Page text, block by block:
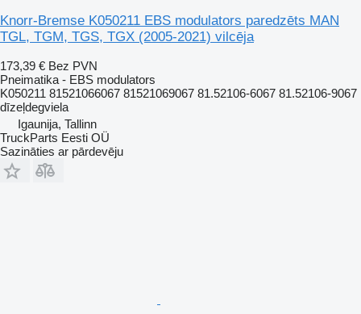
Knorr-Bremse K050211 EBS modulators paredzēts MAN
TGL, TGM, TGS, TGX (2005-2021) vilcēja
173,39 € Bez PVN
Pneimatika - EBS modulators
K050211 81521066067 81521069067 81.52106-6067 81.52106-9067
dīzeļdegviela
Igaunija, Tallinn
TruckParts Eesti OÜ
Sazināties ar pārdevēju